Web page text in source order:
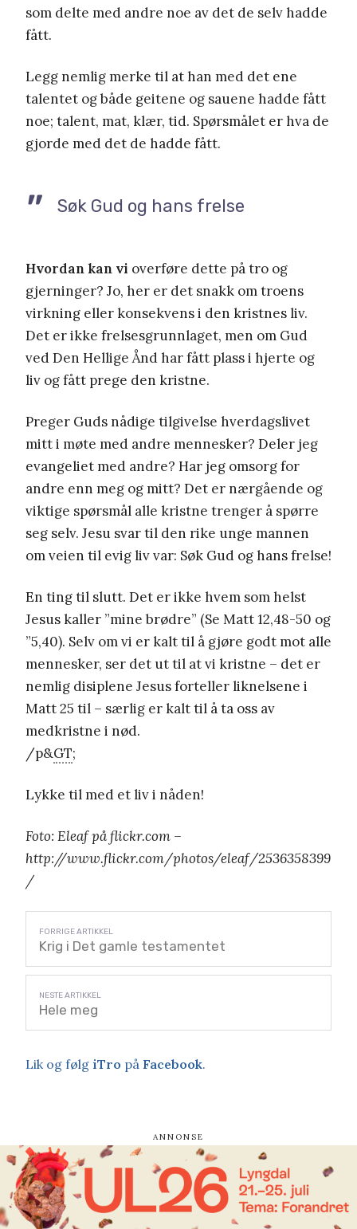
som delte med andre noe av det de selv hadde
fått.
Legg nemlig merke til at han med det ene
talentet og både geitene og sauene hadde fått
noe; talent, mat, klær, tid. Spørsmålet er hva de
gjorde med det de hadde fått.
Søk Gud og hans frelse
Hvordan kan vi overføre dette på tro og
gjerninger? Jo, her er det snakk om troens
virkning eller konsekvens i den kristnes liv.
Det er ikke frelsesgrunnlaget, men om Gud
ved Den Hellige Ånd har fått plass i hjerte og
liv og fått prege den kristne.
Preger Guds nådige tilgivelse hverdagslivet
mitt i møte med andre mennesker? Deler jeg
evangeliet med andre? Har jeg omsorg for
andre enn meg og mitt? Det er nærgående og
viktige spørsmål alle kristne trenger å spørre
seg selv. Jesu svar til den rike unge mannen
om veien til evig liv var: Søk Gud og hans frelse!
En ting til slutt. Det er ikke hvem som helst
Jesus kaller ”mine brødre” (Se Matt 12,48-50 og
”5,40). Selv om vi er kalt til å gjøre godt mot alle
mennesker, ser det ut til at vi kristne – det er
nemlig disiplene Jesus forteller liknelsene i
Matt 25 til – særlig er kalt til å ta oss av
medkristne i nød.
/p&GT;
Lykke til med et liv i nåden!
Foto: Eleaf på flickr.com –
http://www.flickr.com/photos/eleaf/2536358399
/
Krig i Det gamle testamentet
Hele meg
Lik og følg iTro på Facebook.